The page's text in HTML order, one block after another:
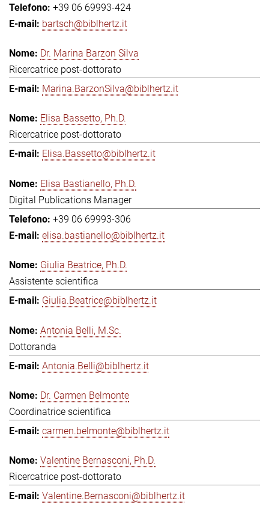
+39 06 69993-424
bartsch@biblhertz.it
Dr. Marina Barzon Silva
Ricercatrice post-dottorato
Marina.BarzonSilva@biblhertz.it
Elisa Bassetto, Ph.D.
Ricercatrice post-dottorato
Elisa.Bassetto@biblhertz.it
Elisa Bastianello, Ph.D.
Digital Publications Manager
+39 06 69993-306
elisa.bastianello@biblhertz.it
Giulia Beatrice, Ph.D.
Assistente scientifica
Giulia.Beatrice@biblhertz.it
Antonia Belli, M.Sc.
Dottoranda
Antonia.Belli@biblhertz.it
Dr. Carmen Belmonte
Coordinatrice scientifica
carmen.belmonte@biblhertz.it
Valentine Bernasconi, Ph.D.
Ricercatrice post-dottorato
Valentine.Bernasconi@biblhertz.it